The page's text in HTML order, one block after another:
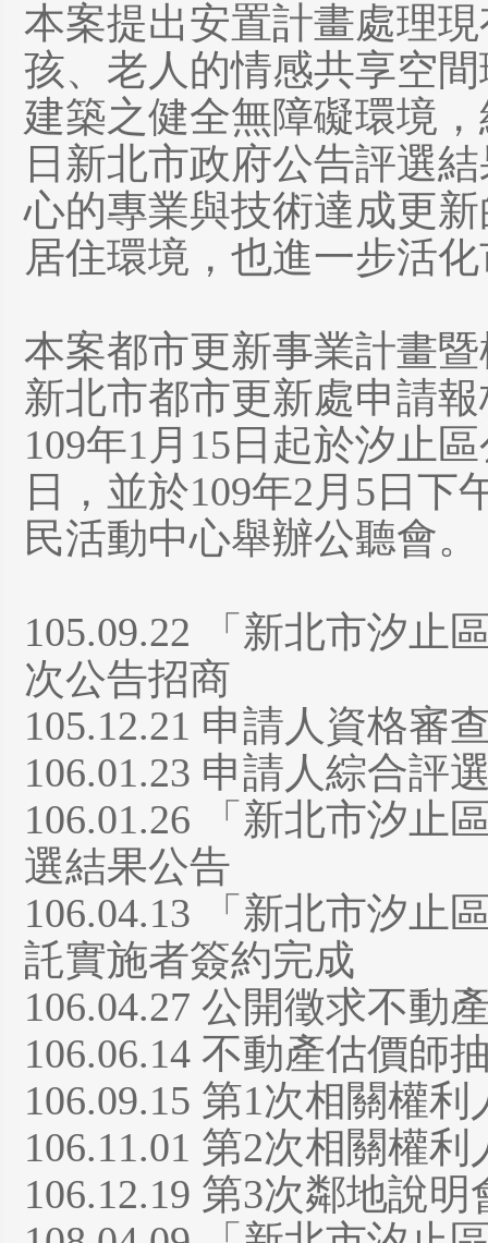
本案提出安置計畫處理
孩、老人的情感共享空
建築之健全無障礙環境
日新北市政府公告評選
心的專業與技術達成更
居住環境，也進一步活
本案都市更新事業計畫
新北市都市更新處申請
109年1月15日起於汐止
日，並於109年2月5日下
民活動中心舉辦公聽會。
105.09.22 「新北市汐
次公告招商
105.12.21 申請人資格審
106.01.23 申請人綜合評
106.01.26 「新北市汐止
選結果公告
106.04.13 「新北市汐止
託實施者簽約完成
106.04.27 公開徵求不動
106.06.14 不動產估價師
106.09.15 第1次相關權
106.11.01 第2次相關權
106.12.19 第3次鄰地說明